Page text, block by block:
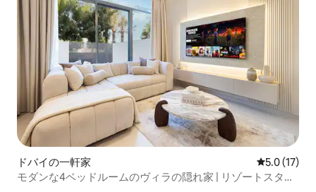
ドバイの一軒家 レビュー17
5.0 (17)
モダンな4ベッドルームのヴィラの隠れ家 | リゾートスタイ